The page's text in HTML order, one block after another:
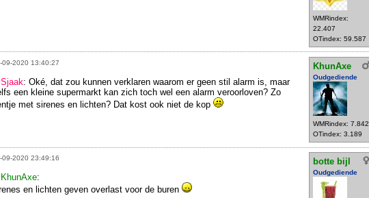
WMRindex:
22.407
OTindex: 59.587
09-2020 13:40:27 KhunAxe
Oudgediende
WMRindex: 7.842
OTindex: 3.189
: Oké, dat zou kunnen verklaren waarom er geen stil alarm is, maar
een kleine supermarkt kan zich toch wel een alarm veroorloven? Zo
met sirenes en lichten? Dat kost ook niet de kop
09-2020 23:49:16 botte bijl
Oudgediende
:
en lichten geven overlast voor de buren